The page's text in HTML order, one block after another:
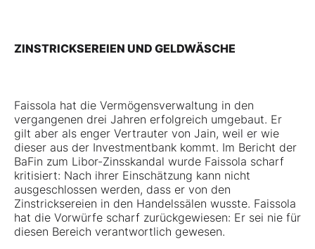
ZINSTRICKSEREIEN UND GELDWÄSCHE
Faissola hat die Vermögensverwaltung in den
vergangenen drei Jahren erfolgreich umgebaut. Er
gilt aber als enger Vertrauter von Jain, weil er wie
dieser aus der Investmentbank kommt. Im Bericht der
BaFin zum Libor-Zinsskandal wurde Faissola scharf
kritisiert: Nach ihrer Einschätzung kann nicht
ausgeschlossen werden, dass er von den
Zinstricksereien in den Handelssälen wusste. Faissola
hat die Vorwürfe scharf zurückgewiesen: Er sei nie für
diesen Bereich verantwortlich gewesen.